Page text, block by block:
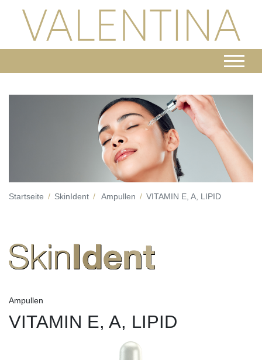
Startseite SkinIdent Ampullen VITAMIN E, A, LIPID
Ampullen
VITAMIN E, A, LIPID